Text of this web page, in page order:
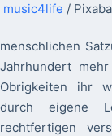
music4life /
menschlichen
Jahrhundert
Obrigkeiten ihr
durch eigene
rechtfertigen